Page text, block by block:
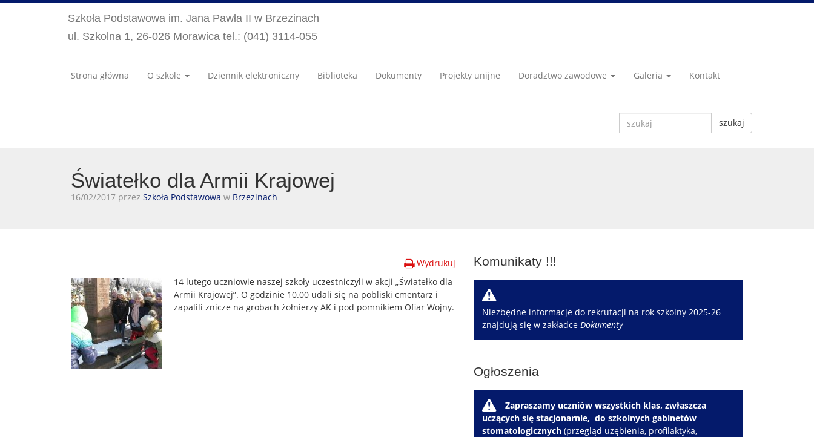
Szkoła Podstawowa im. Jana Pawła II w Brzezinach
ul. Szkolna 1, 26-026 Morawica tel.: (041) 3114-055
Strona główna O szkole Dziennik elektroniczny Biblioteka Dokumenty Projekty unijne Doradztwo zawodowe Galeria Kontakt
szukaj
Światełko dla Armii Krajowej
16/02/2017 przez Szkoła Podstawowa w Brzezinach
Wydrukuj
14 lutego uczniowie naszej szkoły uczestniczyli w akcji „Światełko dla
Armii Krajowej”. O godzinie 10.00 udali się na pobliski cmentarz i
zapalili znicze na grobach żołnierzy AK i pod pomnikiem Ofiar Wojny.
Komunikaty !!!
W
Niezbędne informacje do rekrutacji na rok szkolny 2025-26
znajdują się w zakładce Dokumenty
Ogłoszenia
W
Zapraszamy uczniów wszystkich klas, zwłaszcza
uczących się stacjonarnie, do szkolnych gabinetów
stomatologicznych (przegląd uzębienia, profilaktyka,